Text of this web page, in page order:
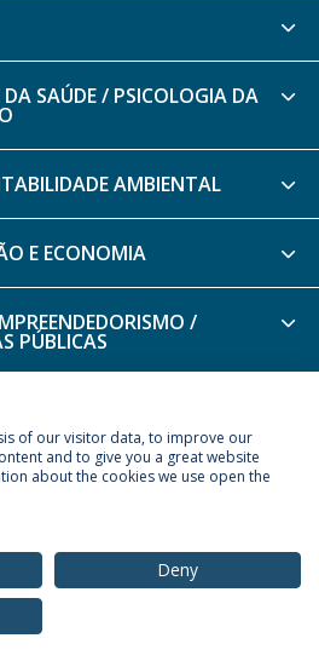
SAÚDE / PSICOLOGIA DA
AMBIENTAL
E ECONOMIA
/
PÚBLICAS
Termos & Condições
Católica Portuguesa
of our visitor data, to improve our
and to give you a great website
about the cookies we use open the
Deny